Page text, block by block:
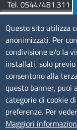
Tel. 0544/481.311
Pec:
Bandi di gara
Bilanci
Concorsi e selezioni
Procedimenti
Provvedimenti
Questo sito utilizza
anonimizzati. Per
condivisione e/o la
installati, solo
consentono alla
questo banner, puoi
categorie di cookie
preferenze. Per
Maggiori